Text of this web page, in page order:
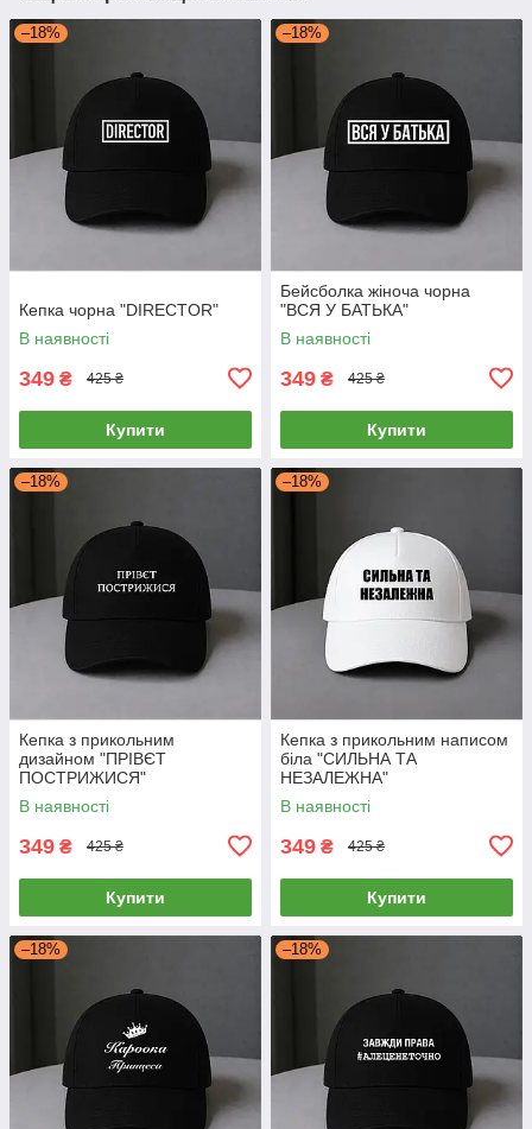
–18%
Кепка чорна "DIRECTOR"
В наявності
349 ₴ 425 ₴
Купити
–18%
Бейсболка жіноча чорна
"ВСЯ У БАТЬКА"
В наявності
349 ₴ 425 ₴
Купити
–18%
Кепка з прикольним
дизайном "ПРІВЄТ
ПОСТРИЖИСЯ"
В наявності
349 ₴ 425 ₴
Купити
–18%
Кепка з прикольним написом
біла "СИЛЬНА ТА
НЕЗАЛЕЖНА"
В наявності
349 ₴ 425 ₴
Купити
–18% –18%